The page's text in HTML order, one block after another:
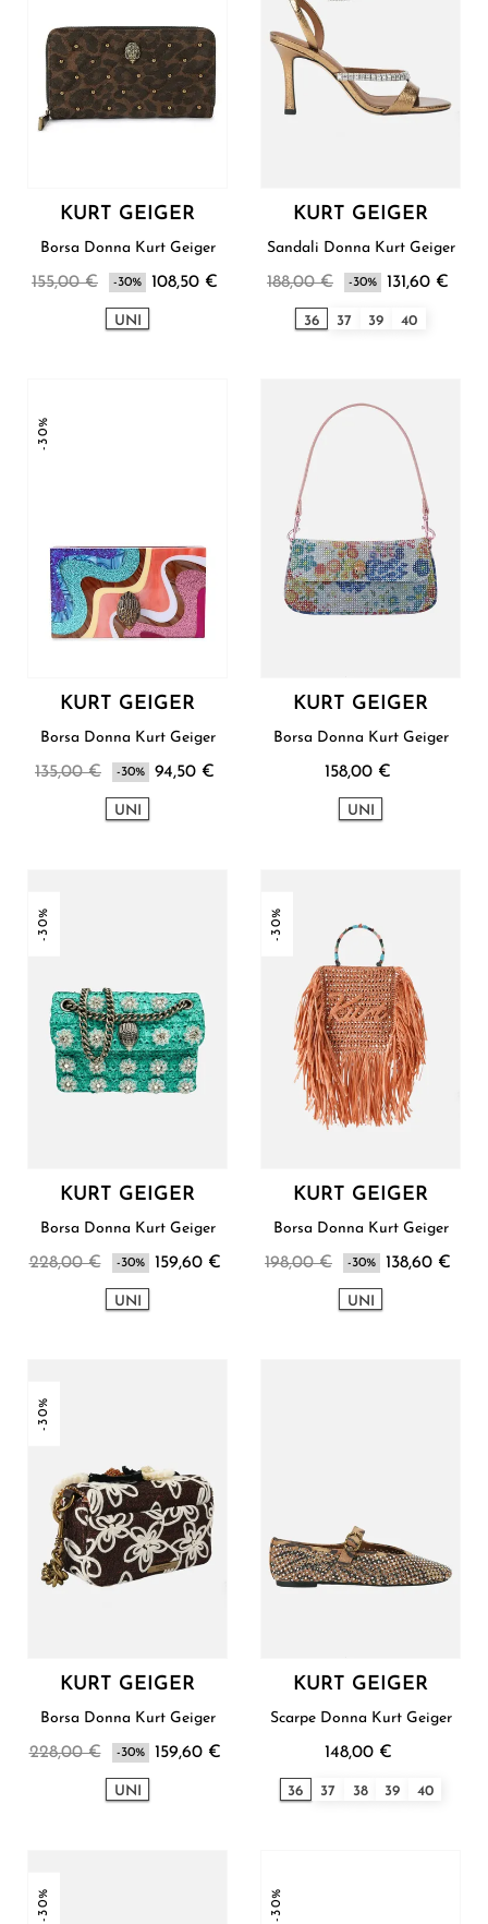
KURT GEIGER
Borsa Donna Kurt Geiger
155,00 € -30% 108,50 €
UNI
KURT GEIGER
Sandali Donna Kurt Geiger
188,00 € -30% 131,60 €
36 37 39 40
-30%
KURT GEIGER
Borsa Donna Kurt Geiger
135,00 € -30% 94,50 €
UNI
KURT GEIGER
Borsa Donna Kurt Geiger
158,00 €
UNI
-30%
KURT GEIGER
Borsa Donna Kurt Geiger
228,00 € -30% 159,60 €
UNI
-30%
KURT GEIGER
Borsa Donna Kurt Geiger
198,00 € -30% 138,60 €
UNI
-30%
KURT GEIGER
Borsa Donna Kurt Geiger
228,00 € -30% 159,60 €
UNI
KURT GEIGER
Scarpe Donna Kurt Geiger
148,00 €
36 37 38 39 40
-30% -30%